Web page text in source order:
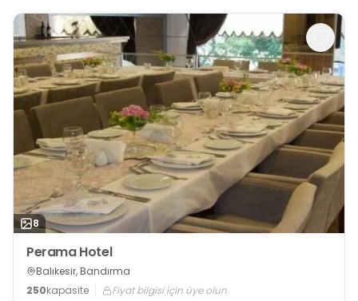
8
Perama Hotel
Balıkesir, Bandırma
250kapasite Fiyat bilgisi için üye olun